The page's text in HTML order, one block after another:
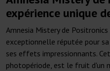
expérience unique
Amnesia Mistery de
exceptionnelle réputée pour
ses effets impressionnants.
photopériode, est le fruit d'un